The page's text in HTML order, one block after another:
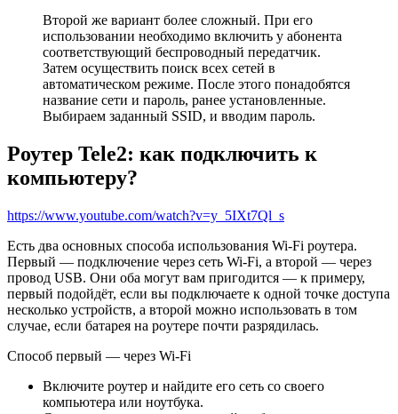
Второй же вариант более сложный. При его
использовании необходимо включить у абонента
соответствующий беспроводный передатчик.
Затем осуществить поиск всех сетей в
автоматическом режиме. После этого понадобятся
название сети и пароль, ранее установленные.
Выбираем заданный SSID, и вводим пароль.
Pоутер Tele2: как подключить к
компьютеру?
https://www.youtube.com/watch?v=y_5IXt7Ql_s
Есть два основных способа использования Wi-Fi роутера.
Первый — подключение через сеть Wi-Fi, а второй — через
провод USB. Они оба могут вам пригодится — к примеру,
первый подойдёт, если вы подключаете к одной точке доступа
несколько устройств, а второй можно использовать в том
случае, если батарея на роyтере почти разрядилась.
Способ первый — через Wi-Fi
Включите роутер и найдите его сеть со своего
компьютера или ноутбука.